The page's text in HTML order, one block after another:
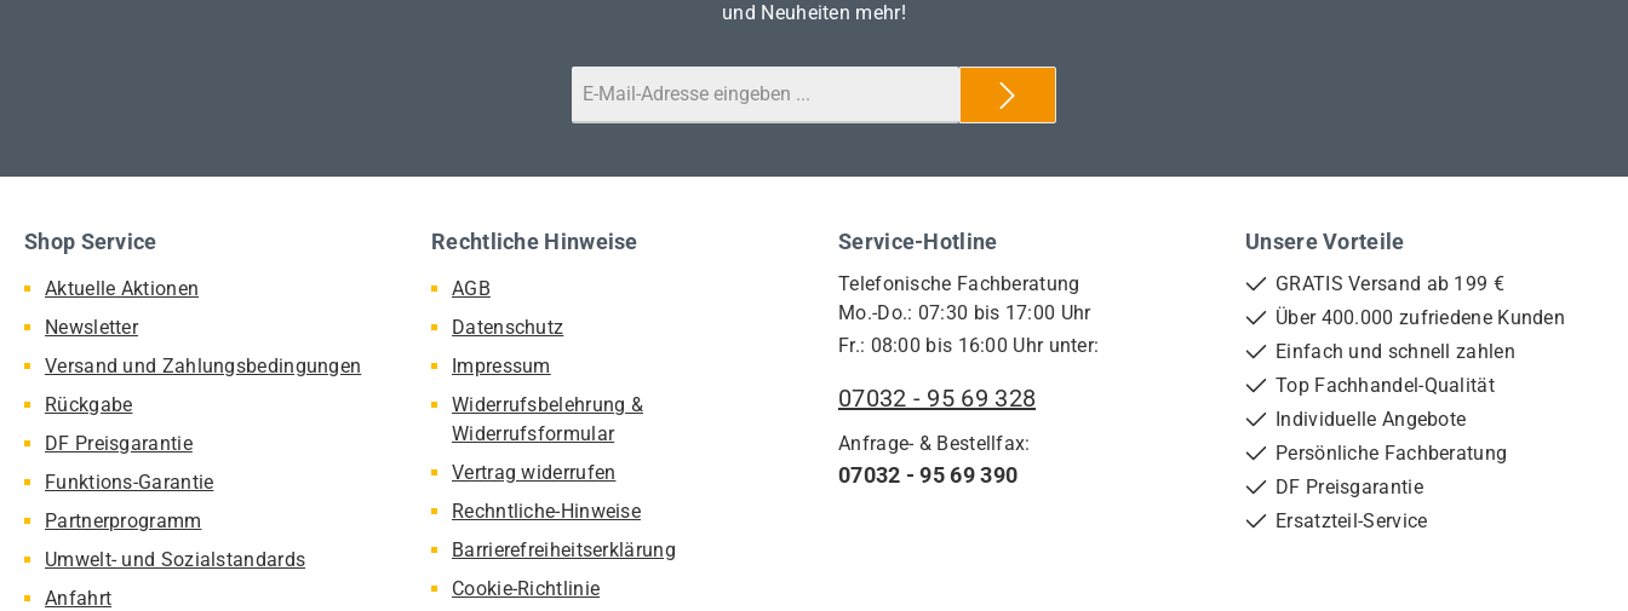
und Neuheiten mehr!
Service-Hotline
Telefonische Fachberatung
Mo.-Do.: 07:30 bis 17:00 Uhr
Fr.: 08:00 bis 16:00 Uhr unter:
07032 - 95 69 328
Anfrage- & Bestellfax:
07032 - 95 69 390
Shop Service
Aktuelle Aktionen
Newsletter
Versand und Zahlungsbedingungen
Rückgabe
DF Preisgarantie
Funktions-Garantie
Partnerprogramm
Umwelt- und Sozialstandards
Anfahrt
Rechtliche Hinweise
AGB
Datenschutz
Impressum
Widerrufsbelehrung &
Widerrufsformular
Vertrag widerrufen
Rechntliche-Hinweise
Barrierefreiheitserklärung
Cookie-Richtlinie
Unsere Vorteile
GRATIS Versand ab 199 €
Über 400.000 zufriedene Kunden
Einfach und schnell zahlen
Top Fachhandel-Qualität
Individuelle Angebote
Persönliche Fachberatung
DF Preisgarantie
Ersatzteil-Service